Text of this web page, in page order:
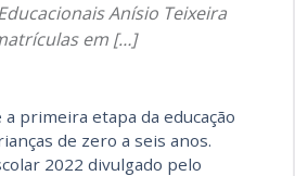
Anísio Teixeira
em […]
primeira etapa da educação
de zero a seis anos.
2022 divulgado pelo